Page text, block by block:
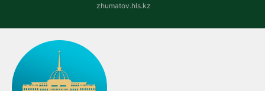
zhumatov.hls.kz